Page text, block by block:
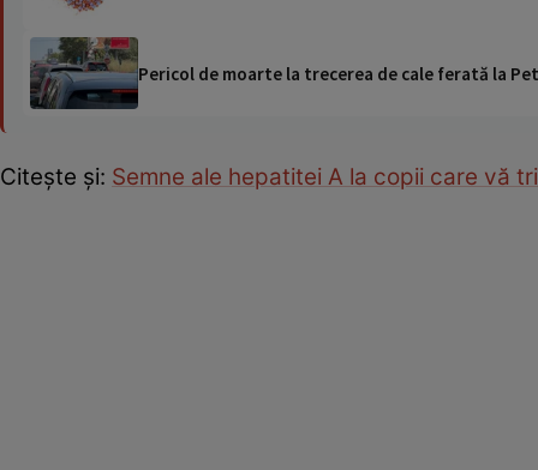
Pericol de moarte la trecerea de cale ferată la
Citeşte şi: Semne ale hepatitei A la copii care vă